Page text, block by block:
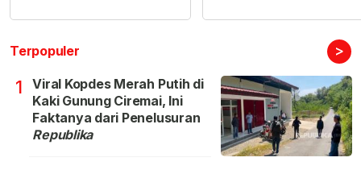
Terpopuler >
1
Viral Kopdes Merah Putih di
Kaki Gunung Ciremai, Ini
Faktanya dari Penelusuran
Republika